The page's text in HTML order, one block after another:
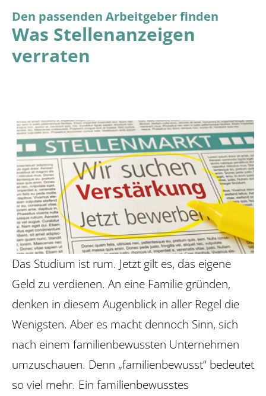
Den passenden Arbeitgeber finden
Was Stellenanzeigen
verraten
Das Studium ist rum. Jetzt gilt es, das eigene
Geld zu verdienen. An eine Familie gründen,
denken in diesem Augenblick in aller Regel die
Wenigsten. Aber es macht dennoch Sinn, sich
nach einem familienbewussten Unternehmen
umzuschauen. Denn „familienbewusst“ bedeutet
so viel mehr. Ein familienbewusstes